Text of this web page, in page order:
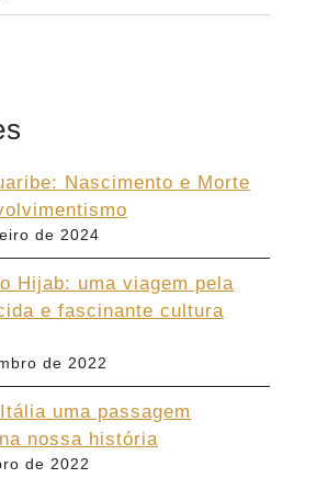
Nascimento e Morte
de 2024
Hijab: uma viagem pela
e fascinante cultura
de 2022
uma passagem
nossa história
de 2022